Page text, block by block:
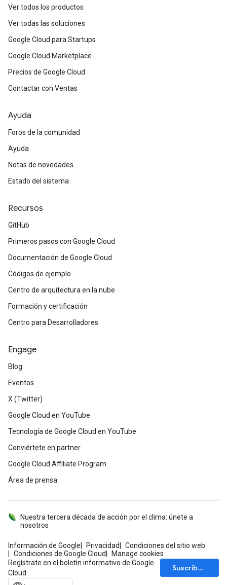
Ver todos los productos
Ver todas las soluciones
Google Cloud para Startups
Google Cloud Marketplace
Precios de Google Cloud
Contactar con Ventas
Ayuda
Foros de la comunidad
Ayuda
Notas de novedades
Estado del sistema
Recursos
GitHub
Primeros pasos con Google Cloud
Documentación de Google Cloud
Códigos de ejemplo
Centro de arquitectura en la nube
Formación y certificación
Centro para Desarrolladores
Engage
Blog
Eventos
X (Twitter)
Google Cloud en YouTube
Tecnología de Google Cloud en YouTube
Conviértete en partner
Google Cloud Affiliate Program
Área de prensa
Información de Google Privacidad
Condiciones del sitio web
Condiciones de Google Cloud
Manage cookies
Nuestra tercera década de acción por el clima: únete a
nosotros
Regístrate en el boletín informativo de Google
Cloud
Suscríbete